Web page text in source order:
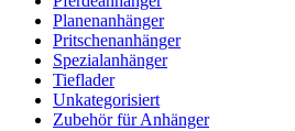
Planenanhänger
Pritschenanhänger
Spezialanhänger
Tieflader
Unkategorisiert
Zubehör für Anhänger